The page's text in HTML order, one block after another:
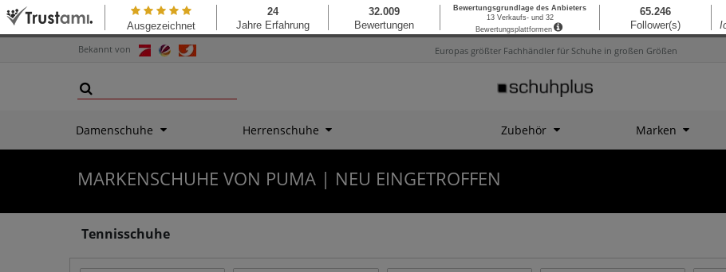
Bekannt von Europas größter Fachhändler für Schuhe in großen Größen
Damenschuhe Herrenschuhe Zubehör Marken
MARKENSCHUHE VON PUMA | NEU EINGETROFFEN
Tennisschuhe